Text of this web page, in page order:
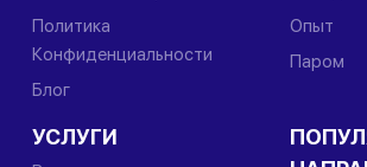
Политика
Конфиденциальности
Блог
Опыт
Паром
УСЛУГИ